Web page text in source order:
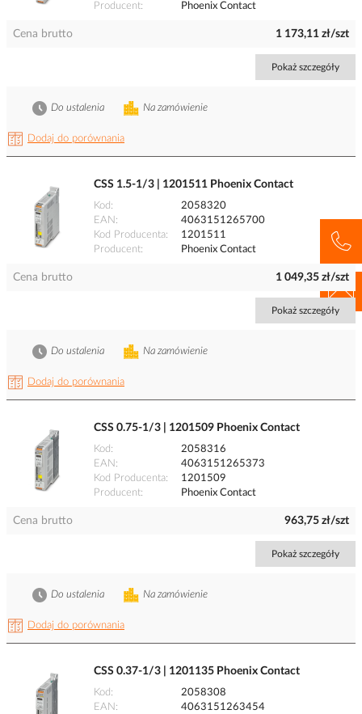
Producent
Phoenix Contact
Cena brutto 1 173,11 zł/szt
Pokaż szczegóły
Dodaj do porównania
Na zamówienie
Do ustalenia
CSS 1.5-1/3 | 1201511 Phoenix Contact
Kod
2058320
EAN
4063151265700
Kod Producenta
1201511
Producent
Phoenix Contact
Cena brutto 1 049,35 zł/szt
Pokaż szczegóły
Dodaj do porównania
Na zamówienie
Do ustalenia
CSS 0.75-1/3 | 1201509 Phoenix Contact
Kod
2058316
EAN
4063151265373
Kod Producenta
1201509
Producent
Phoenix Contact
Cena brutto 963,75 zł/szt
Pokaż szczegóły
Dodaj do porównania
Na zamówienie
Do ustalenia
CSS 0.37-1/3 | 1201135 Phoenix Contact
Kod
2058308
EAN
4063151263454